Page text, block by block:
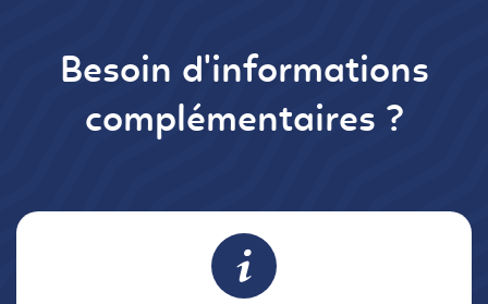
Besoin d'informations
complémentaires ?